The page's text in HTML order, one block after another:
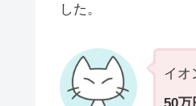
した。
イオ